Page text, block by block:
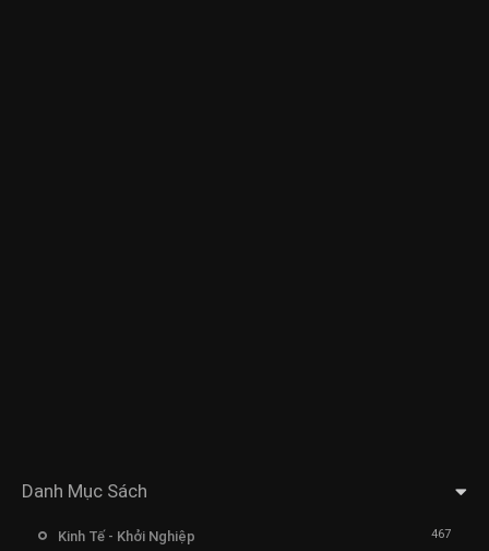
Danh Mục Sách
Kinh Tế - Khởi Nghiệp 467